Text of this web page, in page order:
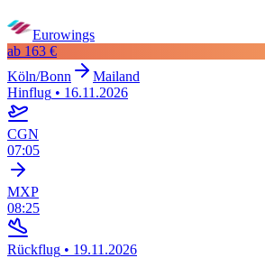
Eurowings
ab 163 €
Köln/Bonn
Mailand
Hinflug • 16.11.2026
CGN
07:05
MXP
08:25
Rückflug • 19.11.2026